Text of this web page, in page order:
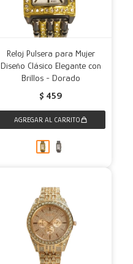
Reloj Pulsera para Mujer
Diseño Clásico Elegante con
Brillos - Dorado
$ 459